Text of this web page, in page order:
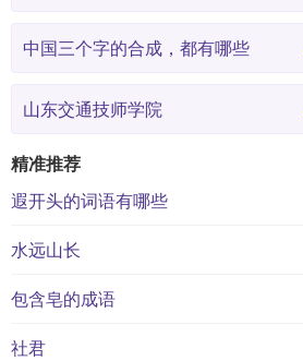
中国三个字的合成，都有哪些
山东交通技师学院
精准推荐
遐开头的词语有哪些
水远山长
包含皂的成语
社君